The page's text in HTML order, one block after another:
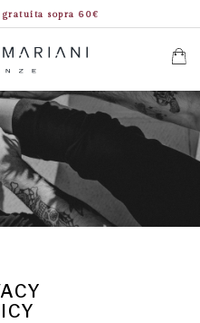
gratuita sopra 60€